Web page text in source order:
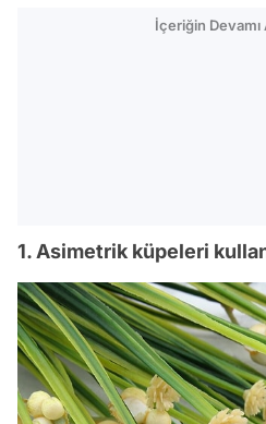
İçeriğin Devamı
1. Asimetrik küpeleri